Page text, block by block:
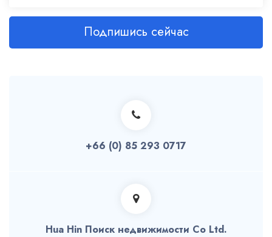
Подпишись сейчас
+66 (0) 85 293 0717
Hua Hin Поиск недвижимости Co Ltd.